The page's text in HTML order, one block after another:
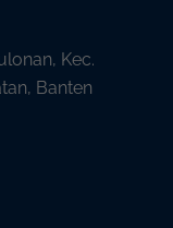
Kec.
Banten